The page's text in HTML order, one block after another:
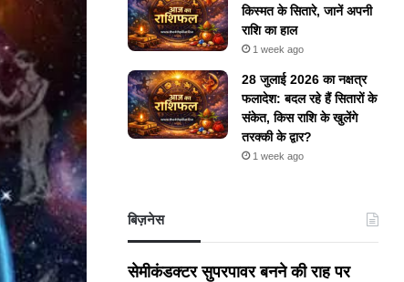
किस्मत के सितारे, जानें अपनी
राशि का हाल
1 week ago
28 जुलाई 2026 का नक्षत्र
फलादेश: बदल रहे हैं सितारों के
संकेत, किस राशि के खुलेंगे
तरक्की के द्वार?
1 week ago
बिज़नेस
सेमीकंडक्टर सुपरपावर बनने की राह पर